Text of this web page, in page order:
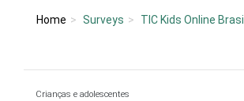
Home Surveys TIC Kids Online Brasil
Crianças e adolescentes